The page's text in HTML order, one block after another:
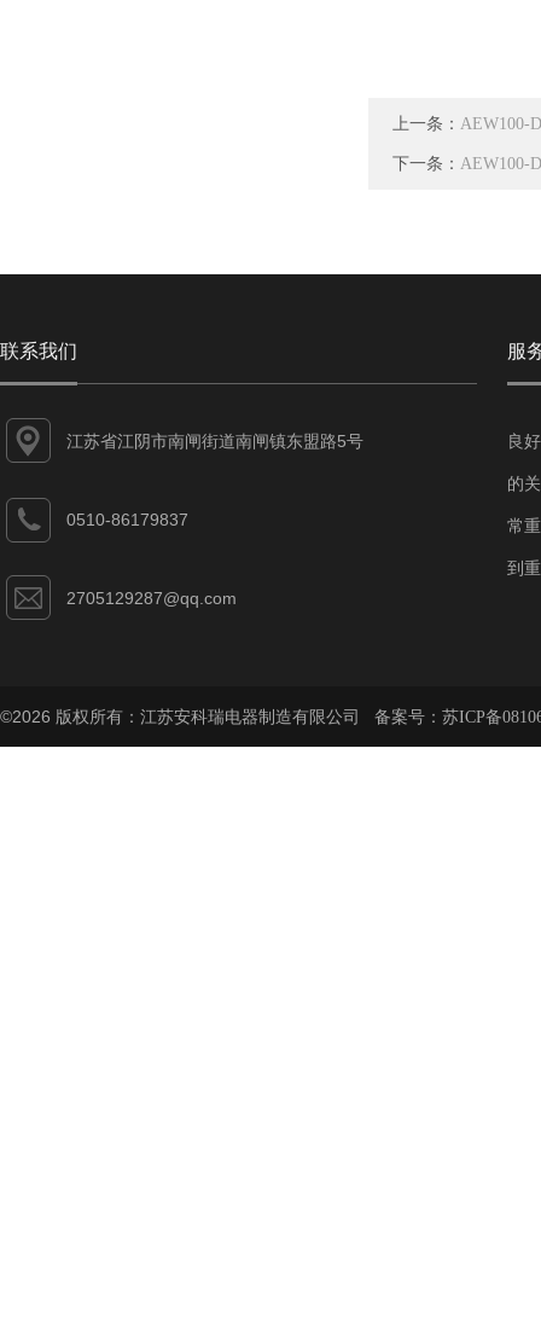
上一条： AEW100-
下一条： AEW100-
联系我们
江苏省江阴市南闸街道南闸镇东盟路5号
0510-86179837
2705129287@qq.com
服
良
的
常
到
©2026 版权所有：江苏安科瑞电器制造有限公司 备案号： 苏ICP备